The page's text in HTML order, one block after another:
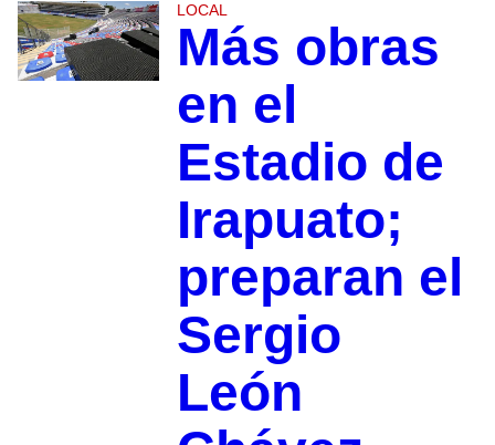
LOCAL
Más obras
en el
Estadio de
Irapuato;
preparan el
Sergio
León